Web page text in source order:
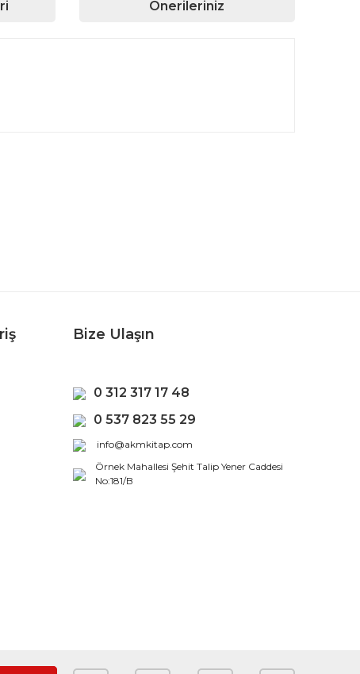
Önerileriniz
Bize Ulaşın
0 312 317 17 48
0 537 823 55 29
info@akmkitap.com
Örnek Mahallesi Şehit Talip Yener Caddesi
No:181/B